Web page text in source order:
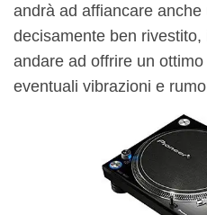
andrà ad affiancare anche
decisamente ben
andare ad offrire un
eventuali vibrazioni e